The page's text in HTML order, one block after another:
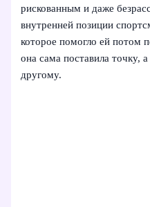
рискованным и даже
внутренней позиции
которое помогло ей потом
она сама поставила точку,
другому.